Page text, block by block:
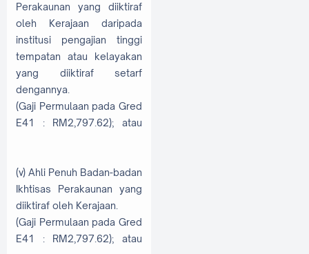
Perakaunan yang diiktiraf
oleh Kerajaan daripada
institusi pengajian tinggi
tempatan atau kelayakan
yang diiktiraf setarf
dengannya.
(Gaji Permulaan pada Gred
E41 : RM2,797.62); atau
(v) Ahli Penuh Badan-badan
Ikhtisas Perakaunan yang
diiktiraf oleh Kerajaan.
(Gaji Permulaan pada Gred
E41 : RM2,797.62); atau